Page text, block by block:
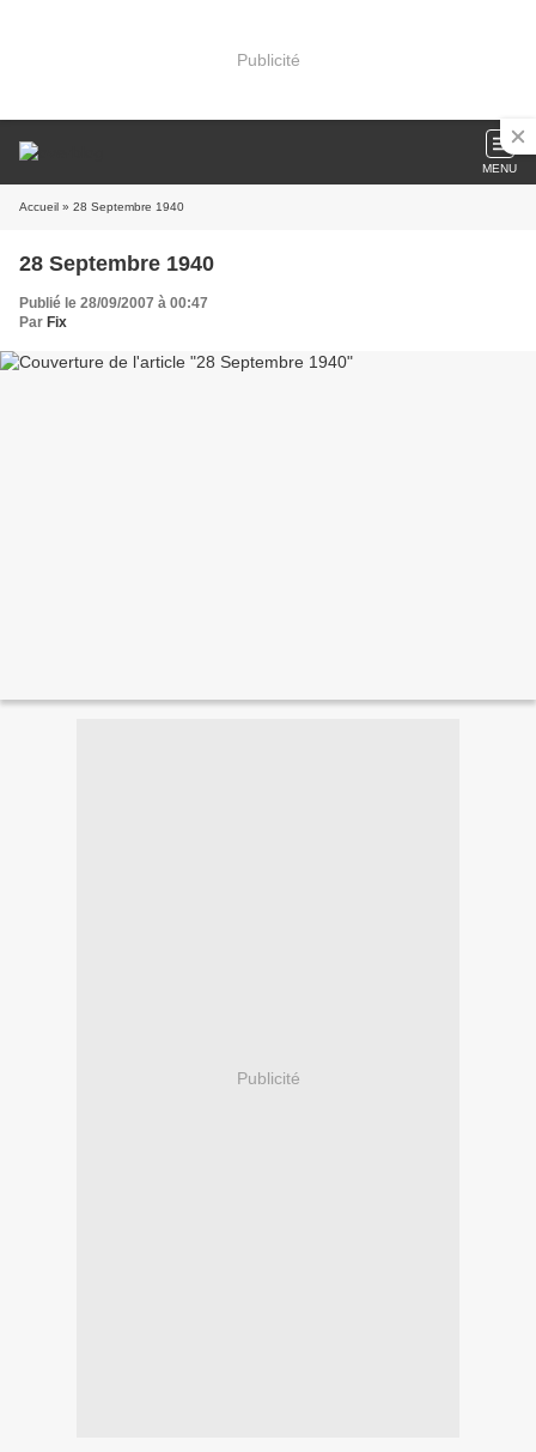
Publicité
MENU
Accueil » 28 Septembre 1940
28 Septembre 1940
Publié le 28/09/2007 à 00:47
Par Fix
Publicité